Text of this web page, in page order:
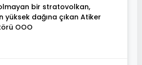
bir stratovolkan,
yüksek dağına çıkan Atiker
OOO